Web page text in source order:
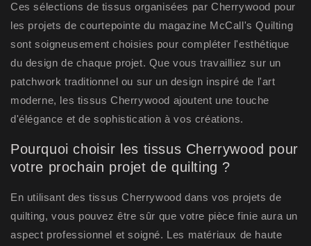
Ces sélections de tissus organisées par Cherrywood pour
les projets de courtepointe du magazine McCall's Quilting
sont soigneusement choisies pour compléter l'esthétique
du design de chaque projet. Que vous travailliez sur un
patchwork traditionnel ou sur un design inspiré de l'art
moderne, les tissus Cherrywood ajoutent une touche
d'élégance et de sophistication à vos créations.
Pourquoi choisir les tissus Cherrywood pour
votre prochain projet de quilting ?
En utilisant des tissus Cherrywood dans vos projets de
quilting, vous pouvez être sûr que votre pièce finie aura un
aspect professionnel et soigné. Les matériaux de haute